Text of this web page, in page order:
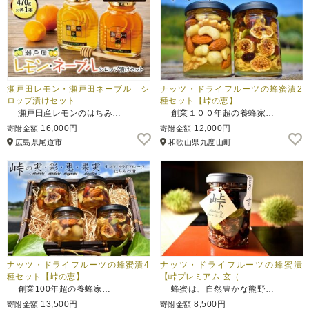
瀬戸田レモン・瀬戸田ネーブル シ
ロップ漬けセット
瀬戸田産レモンのはちみ…
寄附金額 16,000円
広島県尾道市
ナッツ・ドライフルーツの蜂蜜漬2
種セット【峠の恵】…
創業１００年超の養蜂家…
寄附金額 12,000円
和歌山県九度山町
ナッツ・ドライフルーツの蜂蜜漬4
種セット【峠の恵】…
創業100年超の養蜂家…
寄附金額 13,500円
ナッツ・ドライフルーツの蜂蜜漬
【峠プレミアム 玄（…
蜂蜜は、自然豊かな熊野…
寄附金額 8,500円